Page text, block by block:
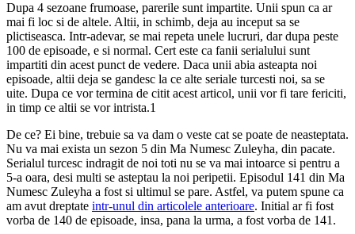
Dupa 4 sezoane frumoase, parerile sunt impartite. Unii spun ca ar
mai fi loc si de altele. Altii, in schimb, deja au inceput sa se
plictiseasca. Intr-adevar, se mai repeta unele lucruri, dar dupa peste
100 de episoade, e si normal. Cert este ca fanii serialului sunt
impartiti din acest punct de vedere. Daca unii abia asteapta noi
episoade, altii deja se gandesc la ce alte seriale turcesti noi, sa se
uite. Dupa ce vor termina de citit acest articol, unii vor fi tare fericiti,
in timp ce altii se vor intrista.1
De ce? Ei bine, trebuie sa va dam o veste cat se poate de neasteptata.
Nu va mai exista un sezon 5 din Ma Numesc Zuleyha, din pacate.
Serialul turcesc indragit de noi toti nu se va mai intoarce si pentru a
5-a oara, desi multi se asteptau la noi peripetii. Episodul 141 din Ma
Numesc Zuleyha a fost si ultimul se pare. Astfel, va putem spune ca
am avut dreptate intr-unul din articolele anterioare. Initial ar fi fost
vorba de 140 de episoade, insa, pana la urma, a fost vorba de 141.